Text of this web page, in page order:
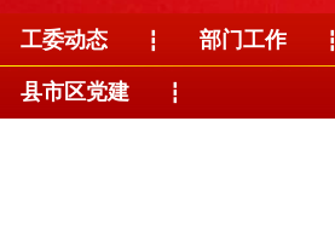
工委动态 ┇ 部门工作 ┇
县市区党建 ┇